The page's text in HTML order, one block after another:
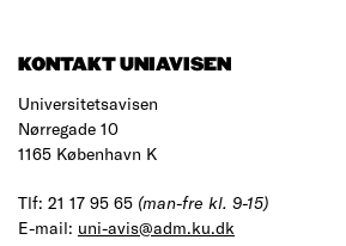
KONTAKT UNIAVISEN
Universitetsavisen
Nørregade 10
1165 København K
Tlf: 21 17 95 65 (man-fre kl. 9-15)
E-mail: uni-avis@adm.ku.dk